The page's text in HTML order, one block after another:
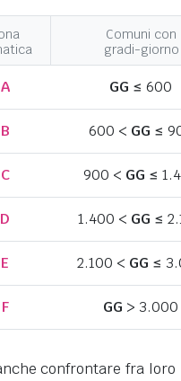
Comuni con
gradi-giorno
A GG ≤ 600
B 600 < GG ≤
C 900 < GG ≤
D 1.400 < GG ≤
E 2.100 < GG ≤
F GG > 3.000
confrontare fra